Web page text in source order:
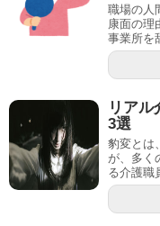
職場の人
康面の理
事業所を
リア
3選
豹変とは
が、多く
る介護職